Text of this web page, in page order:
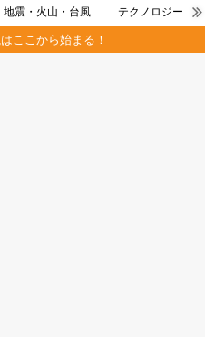
地震・火山・台風 テクノロジー
ここから始まる！